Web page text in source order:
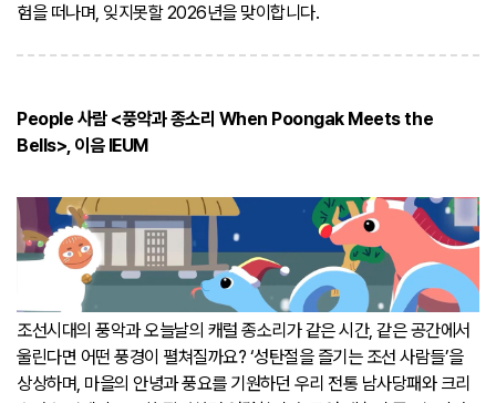
험을 떠나며, 잊지못할 2026년을 맞이합니다.
People 사람 <풍악과 종소리 When Poongak Meets the
Bells>, 이음 IEUM
조선시대의 풍악과 오늘날의 캐럴 종소리가 같은 시간, 같은 공간에서
울린다면 어떤 풍경이 펼쳐질까요? ‘성탄절을 즐기는 조선 사람들’을
상상하며, 마을의 안녕과 풍요를 기원하던 우리 전통 남사당패와 크리